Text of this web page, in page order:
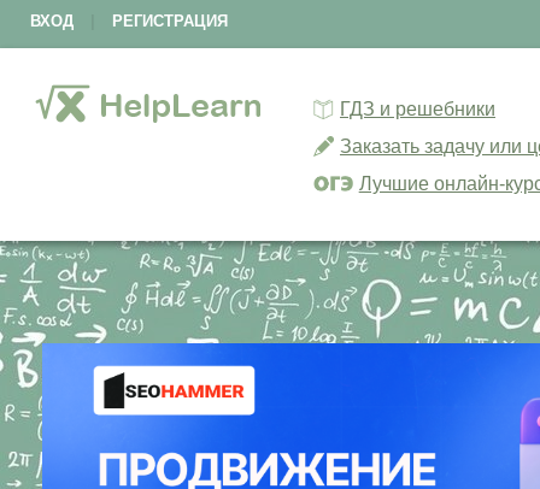
ВХОД РЕГИСТРАЦИЯ
ГДЗ и решебники
Заказать задачу или
Лучшие онлайн-